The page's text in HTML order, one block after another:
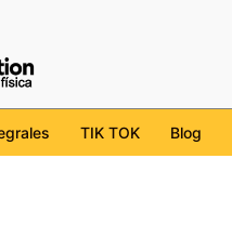
TIK TOK Blog